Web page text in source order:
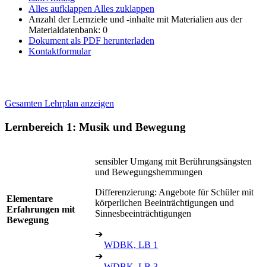
Alles aufklappen Alles zuklappen
Anzahl der Lernziele und -inhalte mit Materialien aus der
Materialdatenbank: 0
Dokument als PDF herunterladen
Kontaktformular
Gesamten Lehrplan anzeigen
Lernbereich 1: Musik und Bewegung
Elementare
Erfahrungen mit
Bewegung
sensibler Umgang mit Berührungsängsten
und Bewegungshemmungen
Differenzierung: Angebote für Schüler mit
körperlichen Beeinträchtigungen und
Sinnesbeeinträchtigungen
➔
WDBK, LB 1
➔